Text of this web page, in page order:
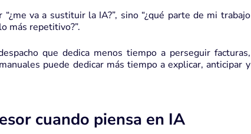
va a sustituir la IA?”, sino “¿qué parte de mi trabajo
más repetitivo?”.
que dedica menos tiempo a perseguir facturas,
puede dedicar más tiempo a explicar, anticipar y
cuando piensa en IA